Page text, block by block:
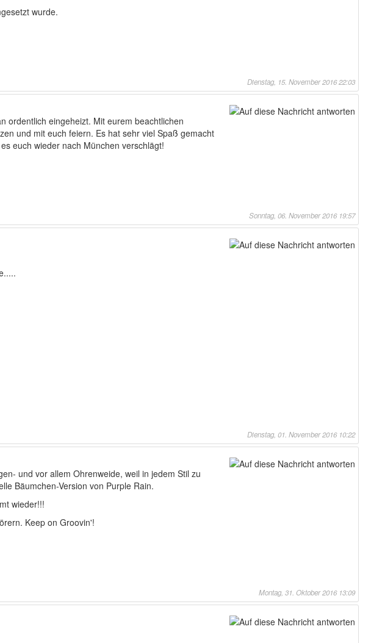
wurde.
Dienstag, 15. November 2016 22:03
ordentlich eingeheizt. Mit eurem beachtlichen
und mit euch feiern. Es hat sehr viel Spaß gemacht
euch wieder nach München verschlägt!
Sonntag, 06. November 2016 19:57
Dienstag, 01. November 2016 10:22
und vor allem Ohrenweide, weil in jedem Stil zu
Bäumchen-Version von Purple Rain.
wieder!!!
Keep on Groovin'!
Montag, 31. Oktober 2016 13:09